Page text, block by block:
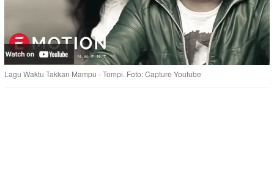
Lagu Waktu Takkan Mampu - Tompi. Foto: Capture Youtube